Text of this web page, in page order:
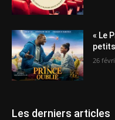
« Le
26
Les derniers articles